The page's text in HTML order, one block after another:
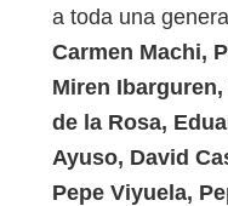
a toda una
Carmen Machi,
Miren
de la Rosa,
Ayuso, David
Pepe Viyuela,